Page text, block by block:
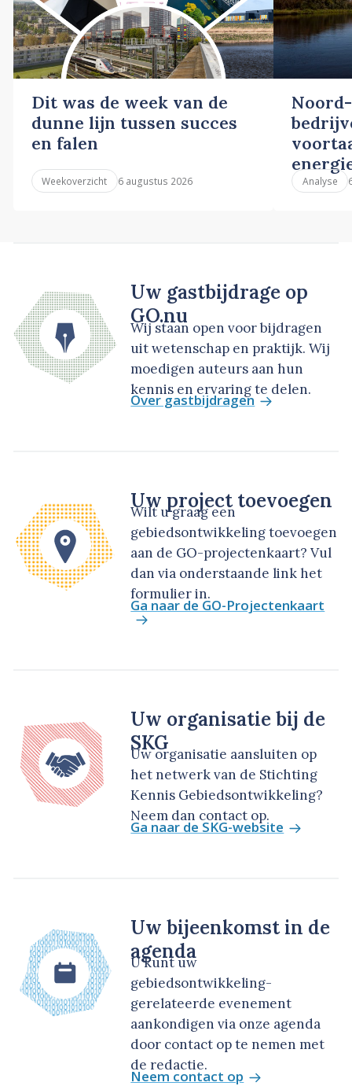
Dit was de week van de
dunne lijn tussen succes
en falen
Weekoverzicht 6 augustus 2026 Analyse
Uw gastbijdrage op
GO.nu
Wij staan open voor bijdragen
uit wetenschap en praktijk. Wij
moedigen auteurs aan hun
kennis en ervaring te delen.
Over gastbijdragen
Uw project toevoegen
Wilt u graag een
gebiedsontwikkeling toevoegen
aan de GO-projectenkaart? Vul
dan via onderstaande link het
formulier in.
Ga naar de GO-Projectenkaart
Uw organisatie bij de
SKG
Uw organisatie aansluiten op
het netwerk van de Stichting
Kennis Gebiedsontwikkeling?
Neem dan contact op.
Ga naar de SKG-website
Uw bijeenkomst in de
agenda
U kunt uw
gebiedsontwikkeling-
gerelateerde evenement
aankondigen via onze agenda
door contact op te nemen met
de redactie.
Neem contact op